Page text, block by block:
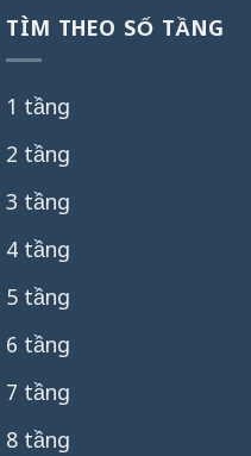
TÌM THEO SỐ TẦNG
1 tầng
2 tầng
3 tầng
4 tầng
5 tầng
6 tầng
7 tầng
8 tầng